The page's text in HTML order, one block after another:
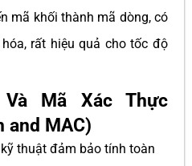
mã khối thành mã dòng, có
rất hiệu quả cho tốc độ
Mã Xác Thực
and MAC)
thuật đảm bảo tính toàn